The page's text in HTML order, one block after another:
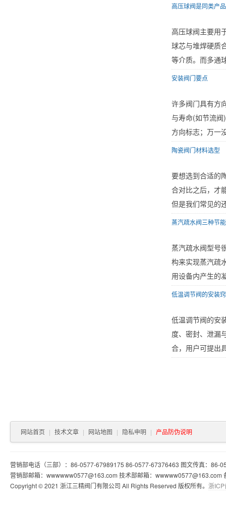
高压球阀是同类产
高压球阀主要用
球芯与堆焊硬质
等介质。而多通
安装阀门要点
许多阀门具有方
与寿命(如节流
方向标志；万一
陶瓷阀门材料选型
要想选到合适的
合对比之后，才
但是我们常见的
蒸汽疏水阀三种节
蒸汽疏水阀型号
构来实现蒸汽疏
用设备内产生的
低温调节阀的安装
低温调节阀的安
度、密封、泄漏
合，用户可提出
网站首页 | 技术文章 | 网站地图 | 隐私申明 | 产品防伪说明
营销部电话（三部）：86-0577-67989175 86-0577-67376463 图文传真：86-
营销部邮箱：wwwwww0577@163.com 技术部邮箱：
Copyright © 2021 浙江三精阀门有限公司 All Rights Reserved 版权所有。 浙